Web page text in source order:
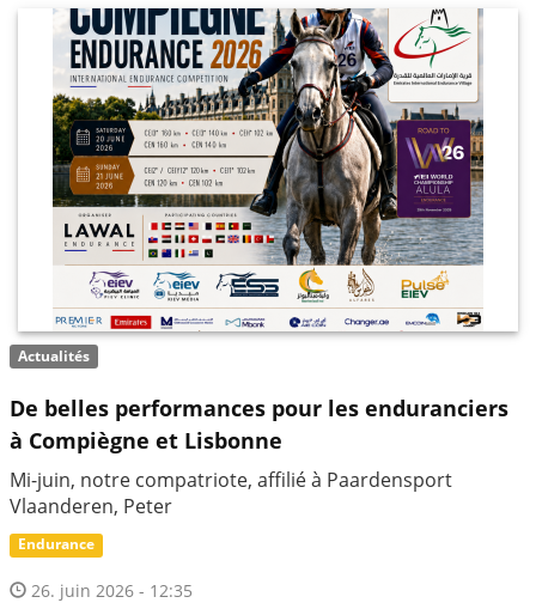
Actualités
De belles performances pour les enduranciers
à Compiègne et Lisbonne
Mi-juin, notre compatriote, affilié à Paardensport
Vlaanderen, Peter
Endurance
26. juin 2026 - 12:35